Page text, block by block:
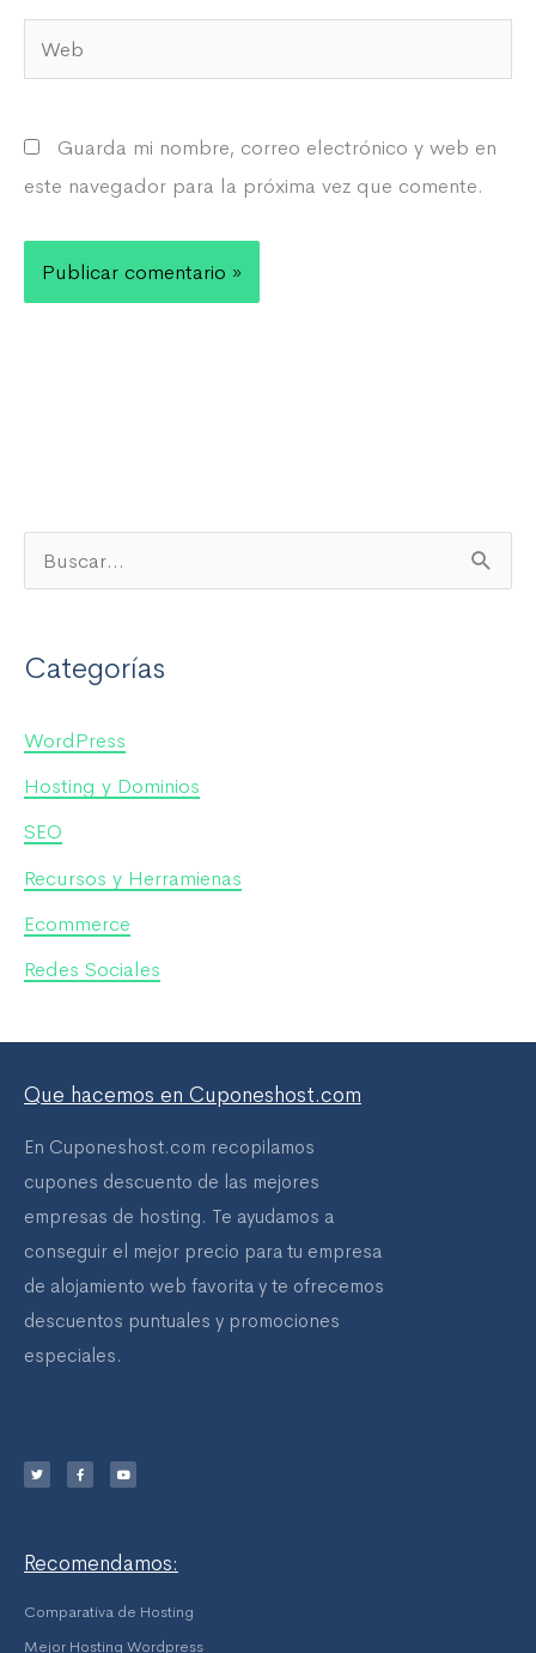
Web
Guarda mi nombre, correo electrónico y web en
este navegador para la próxima vez que comente.
a
o
r
:
Categorías
WordPress
Hosting y Dominios
SEO
Recursos y Herramienas
Ecommerce
Redes Sociales
Que hacemos en Cuponeshost.com
En Cuponeshost.com recopilamos
cupones descuento de las mejores
empresas de hosting. Te ayudamos a
conseguir el mejor precio para tu empresa
de alojamiento web favorita y te ofrecemos
descuentos puntuales y promociones
especiales.
i
t
t
c
e
b
u
t
u
Recomendamos:
Comparativa de Hosting
Mejor Hosting Wordpress